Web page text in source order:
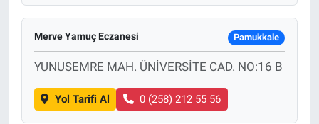
Merve Yamuç Eczanesi Pamukkale
YUNUSEMRE MAH. ÜNİVERSİTE CAD. NO:16 B
Yol Tarifi Al 0 (258) 212 55 56